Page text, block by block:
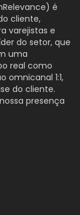
é
cliente,
varejistas e
do setor, que
uma
real como
omnicanal 1:1,
do cliente.
presença